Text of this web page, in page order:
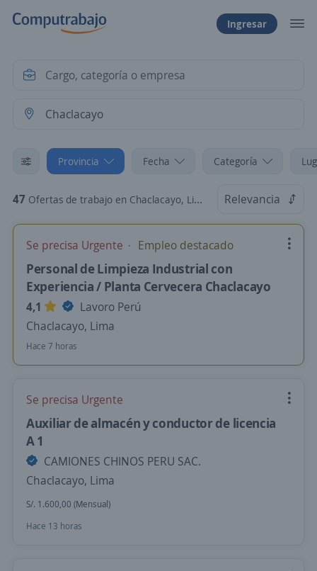
Ingresar
Provincia Fecha Categoría
47 Ofertas de trabajo en Chaclacayo, Lima Relevancia
Se precisa Urgente Empleo destacado
Personal de Limpieza Industrial con
Experiencia / Planta Cervecera Chaclacayo
4,1
Lavoro Perú
Chaclacayo, Lima
Hace 7 horas
Se precisa Urgente
Auxiliar de almacén y conductor de licencia
A 1
CAMIONES CHINOS PERU SAC.
Chaclacayo, Lima
S/. 1.600,00 (Mensual)
Hace 13 horas